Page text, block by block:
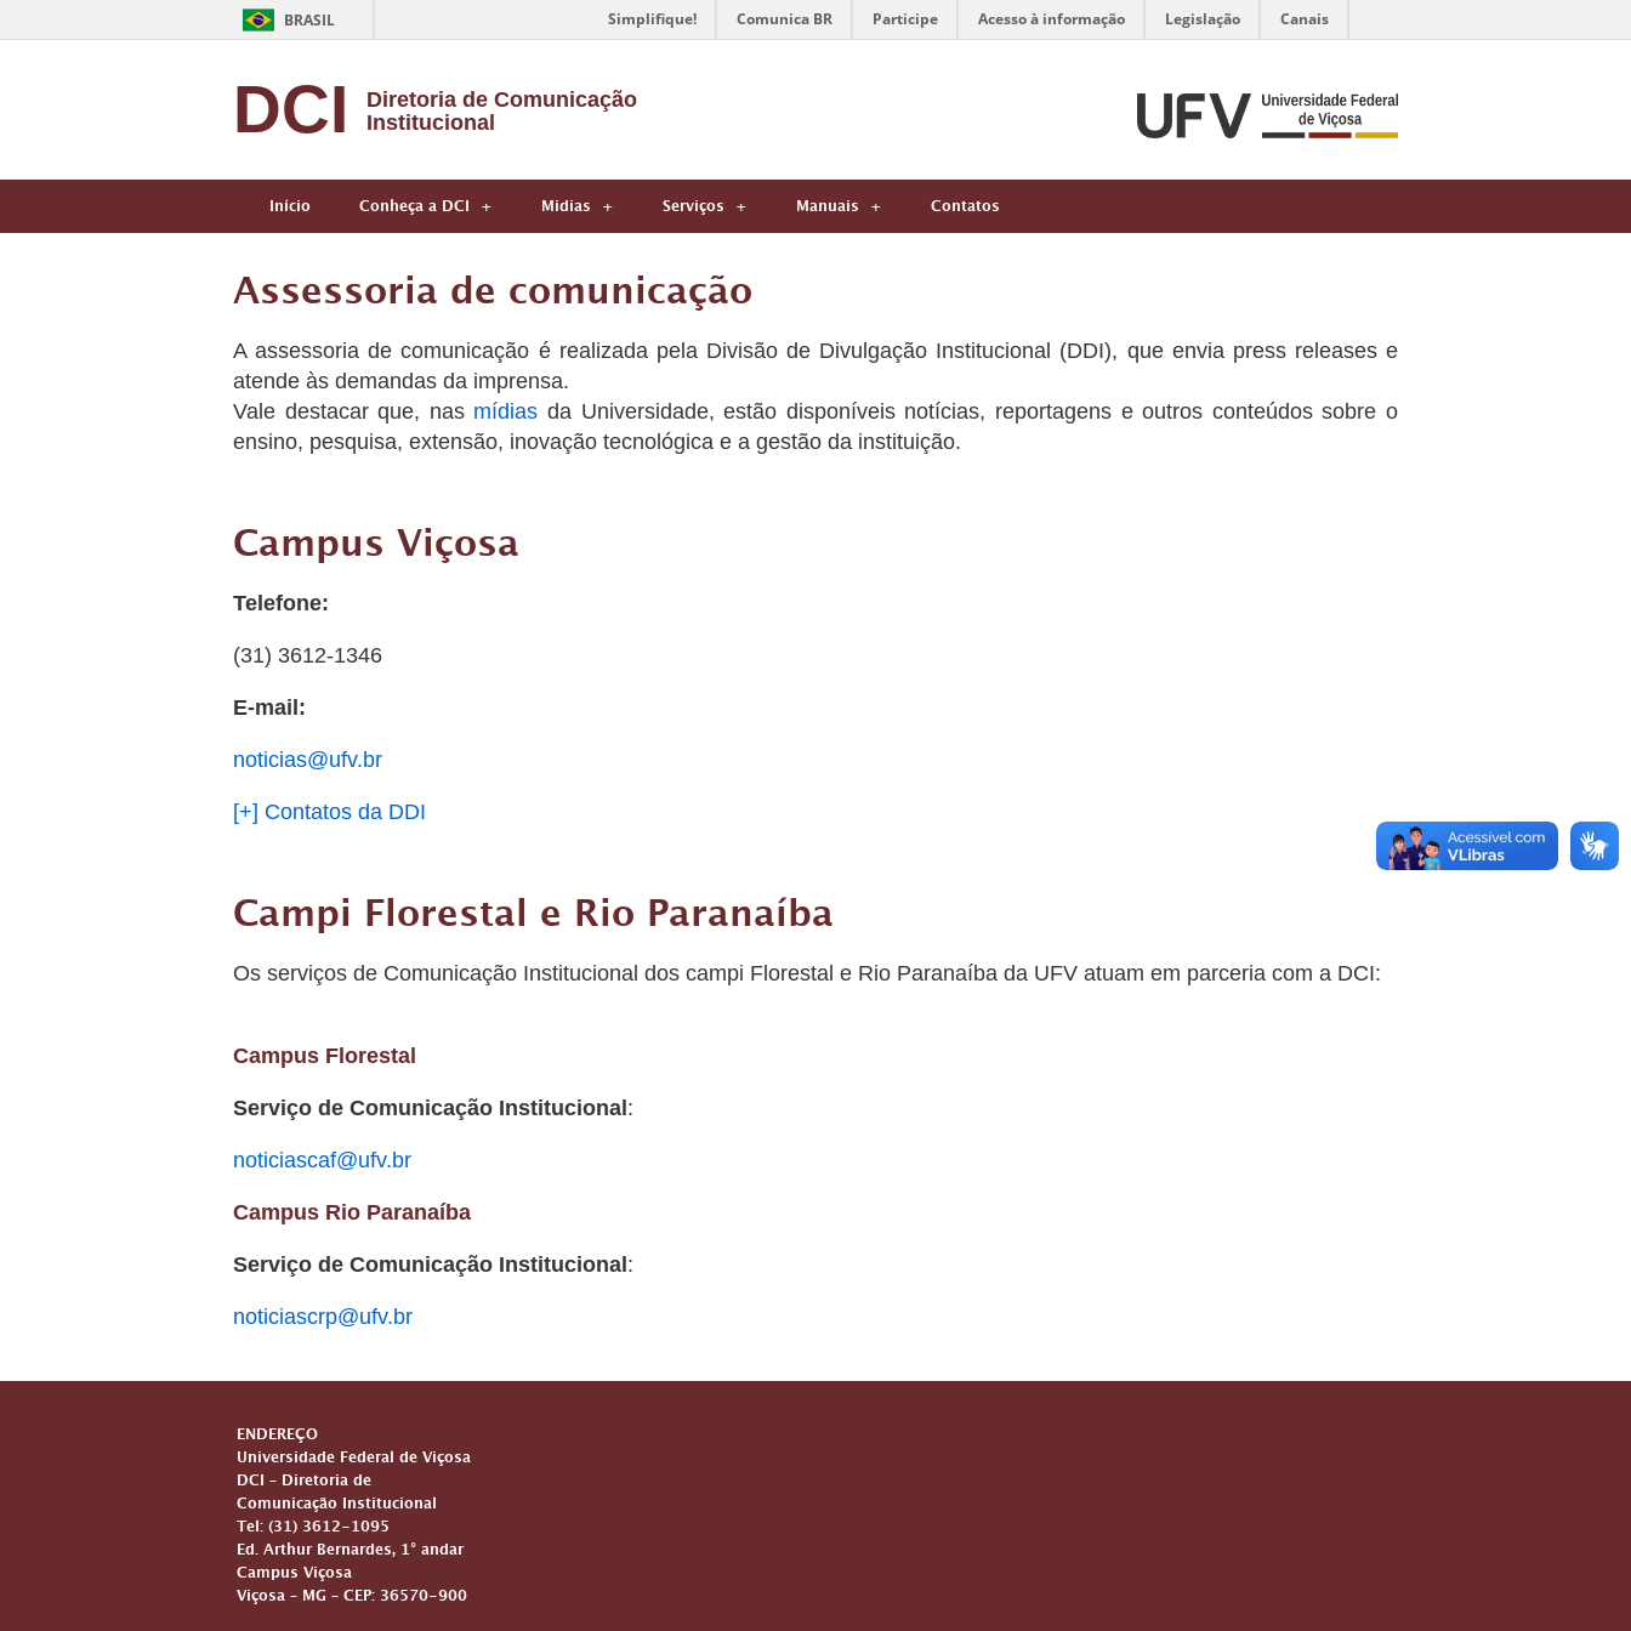
BRASIL Simplifique! Comunica BR Participe Acesso à informação Legislação Canais
DCI
Diretoria de Comunicação
Institucional
Início Conheça a DCI Midias Serviços Manuais Contatos
Assessoria de comunicação
A assessoria de comunicação é realizada pela Divisão de Divulgação Institucional (DDI), que envia press releases e
atende às demandas da imprensa.
Vale destacar que, nas mídias da Universidade, estão disponíveis notícias, reportagens e outros conteúdos sobre o
ensino, pesquisa, extensão, inovação tecnológica e a gestão da instituição.
Campus Viçosa
Telefone:
(31) 3612-1346
E-mail:
noticias@ufv.br
[+] Contatos da DDI
Campi Florestal e Rio Paranaíba
Os serviços de Comunicação Institucional dos campi Florestal e Rio Paranaíba da UFV atuam em parceria com a DCI:
Campus Florestal
Serviço de Comunicação Institucional :
noticiascaf@ufv.br
Campus Rio Paranaíba
Serviço de Comunicação Institucional :
noticiascrp@ufv.br
ENDEREÇO
Universidade Federal de Viçosa
DCI – Diretoria de
Comunicação Institucional
Tel: (31) 3612-1095
Ed. Arthur Bernardes, 1° andar
Campus Viçosa
Viçosa – MG – CEP: 36570-900